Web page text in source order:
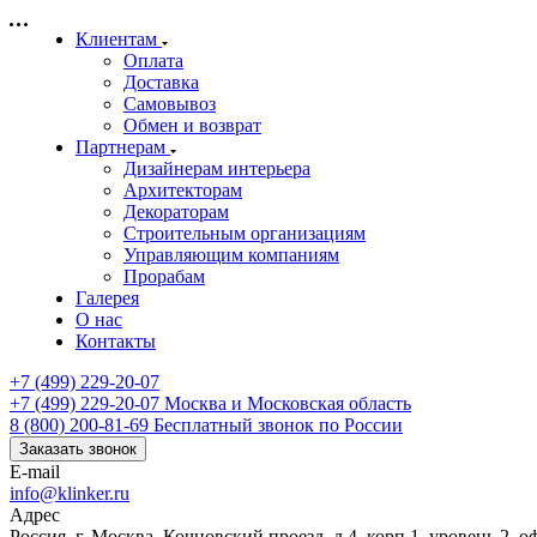
Клиентам
Оплата
Доставка
Самовывоз
Обмен и возврат
Партнерам
Дизайнерам интерьера
Архитекторам
Декораторам
Строительным организациям
Управляющим компаниям
Прорабам
Галерея
О нас
Контакты
+7 (499) 229-20-07
+7 (499) 229-20-07 Москва и Московская область
8 (800) 200-81-69 Бесплатный звонок по России
Заказать звонок
E-mail
info@klinker.ru
Адрес